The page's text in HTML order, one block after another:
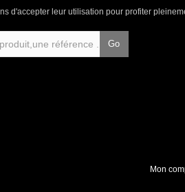
Go
Mon
d'accepter leur utilisation pour profiter